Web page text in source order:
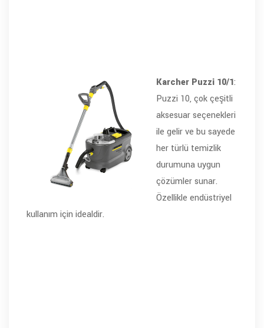
Karcher Puzzi 10/1:
Puzzi 10, çok çeşitli
aksesuar seçenekleri
ile gelir ve bu sayede
her türlü temizlik
durumuna uygun
çözümler sunar.
Özellikle endüstriyel
kullanım için idealdir.